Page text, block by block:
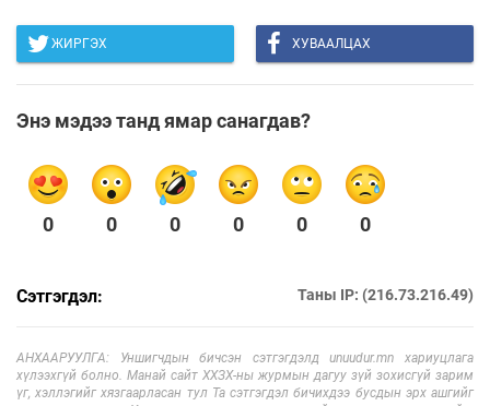
ЖИРГЭХ ХУВААЛЦАХ
Энэ мэдээ танд ямар санагдав?
0 0 0 0 0 0
Сэтгэгдэл: Таны IP: (216.73.216.49)
АНХААРУУЛГА: Уншигчдын бичсэн сэтгэгдэлд unuudur.mn хариуцлага
хүлээхгүй болно. Манай сайт ХХЗХ-ны журмын дагуу зүй зохисгүй зарим
үг, хэллэгийг хязгаарласан тул Та сэтгэгдэл бичихдээ бусдын эрх ашгийг